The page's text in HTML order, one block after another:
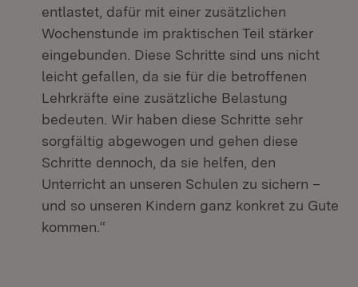
entlastet, dafür mit einer zusätzlichen
Wochenstunde im praktischen Teil stärker
eingebunden. Diese Schritte sind uns nicht
leicht gefallen, da sie für die betroffenen
Lehrkräfte eine zusätzliche Belastung
bedeuten. Wir haben diese Schritte sehr
sorgfältig abgewogen und gehen diese
Schritte dennoch, da sie helfen, den
Unterricht an unseren Schulen zu sichern –
und so unseren Kindern ganz konkret zu Gute
kommen.“